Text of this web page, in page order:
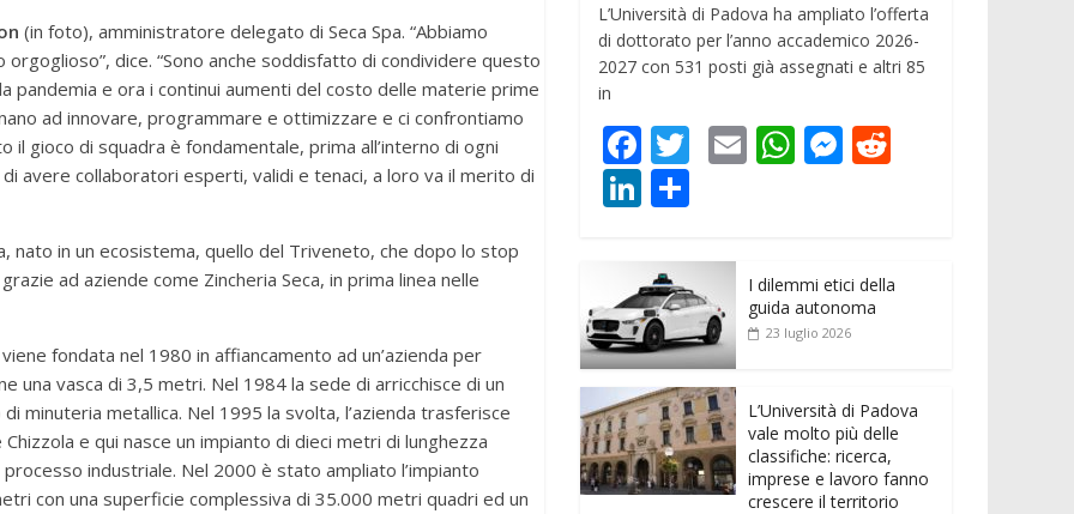
(in foto), amministratore delegato di Seca Spa. “Abbiamo
dice. “Sono anche soddisfatto di condividere questo
pandemia e ora i continui aumenti del costo delle materie prime
ad innovare, programmare e ottimizzare e ci confrontiamo
gioco di squadra è fondamentale, prima all’interno di ogni
avere collaboratori esperti, validi e tenaci, a loro va il merito di
nato in un ecosistema, quello del Triveneto, che dopo lo stop
ad aziende come Zincheria Seca, in prima linea nelle
viene fondata nel 1980 in affiancamento ad un’azienda per
una vasca di 3,5 metri. Nel 1984 la sede di arricchisce di un
minuteria metallica. Nel 1995 la svolta, l’azienda trasferisce
e qui nasce un impianto di dieci metri di lunghezza
industriale. Nel 2000 è stato ampliato l’impianto
con una superficie complessiva di 35.000 metri quadri ed un
L’Università di Padova ha ampliato l’offerta
di dottorato per l’anno accademico 2026-
2027 con 531 posti già assegnati e altri 85
in
F
ac
e
b
o
o
k
T
er
E W
A
p
M
n
g
t
Li
k
e
dI
n
n
di
vi
di
I dilemmi etici della
guida autonoma
23 luglio 2026
L’Università di Padova
vale molto più delle
classifiche: ricerca,
imprese e lavoro fanno
crescere il territorio